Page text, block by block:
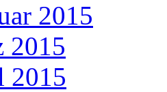
2015
2015
2015